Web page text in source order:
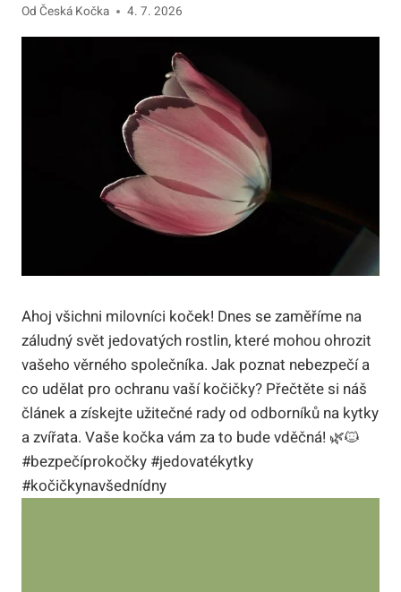
Od Česká Kočka 4. 7. 2026
Ahoj všichni milovníci koček! Dnes se zaměříme na
záludný svět jedovatých rostlin, které mohou ohrozit
vašeho věrného společníka. Jak poznat nebezpečí a
co udělat pro ochranu vaší kočičky? Přečtěte si náš
článek a získejte užitečné rady od odborníků na kytky
a zvířata. Vaše kočka vám za to bude vděčná! 🌿🐱
#bezpečíprokočky #jedovatékytky
#kočičkynavšednídny